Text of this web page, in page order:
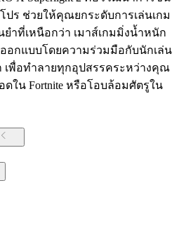
ปร ช่วยให้คุณยกระดับการเล่นเกม
ำที่เหนือกว่า เมาส์เกมมิ่งน้ำหนัก
อกแบบโดยความร่วมมือกับนักเล่น
พื่อทำลายทุกอุปสรรคระหว่างคุณ
ใน Fortnite หรือโอบล้อมศัตรูใน